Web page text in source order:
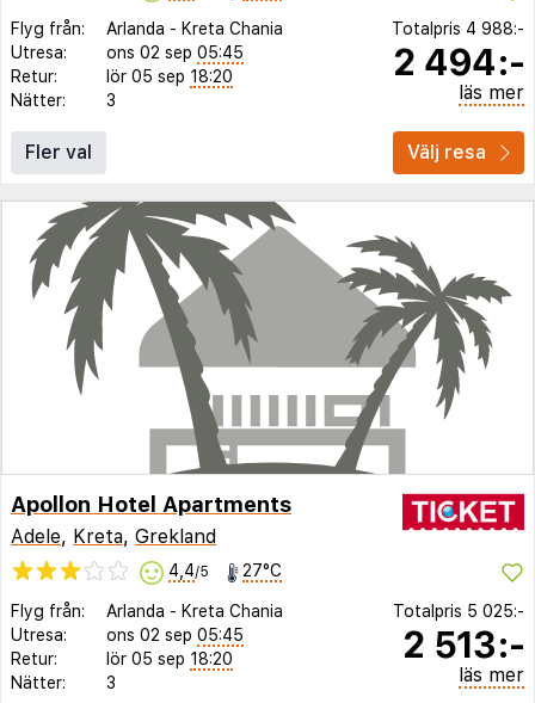
Flyg från: Arlanda - Kreta Chania
Utresa:
ons 02 sep 05:45
Retur:
lör 05 sep 18:20
Nätter:
3
Totalpris 4 988:-
2 494:-
läs mer
Fler val Välj resa
Apollon Hotel Apartments
Adele, Kreta, Grekland
4,4/5 27°C
Flyg från: Arlanda - Kreta Chania
Utresa:
ons 02 sep 05:45
Retur:
lör 05 sep 18:20
Nätter:
3
Totalpris 5 025:-
2 513:-
läs mer